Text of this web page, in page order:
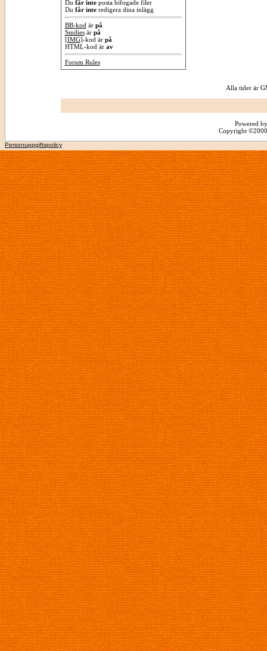
Du får inteposta bifogade filer
Du får interedigera dina inlägg
BB-kod är på
Smiliesär på
[IMG]-kod är på
HTML-kod är av
Forum Rules
Alla tider är
Powered
Copyright
Personuppgiftspolicy